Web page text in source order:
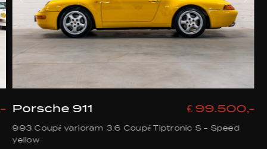
Porsche 911 € 99.500,-
993 Coupé varioram 3.6 Coupé Tiptronic S - Speed
yellow